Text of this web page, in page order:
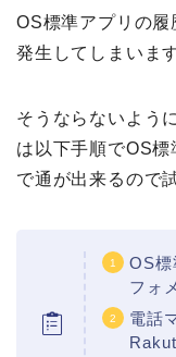
OS標準アプリの
発生してしまいます
そうならないよう
は以下手順でOS
で通が出来るので
OS標
フォ
電話